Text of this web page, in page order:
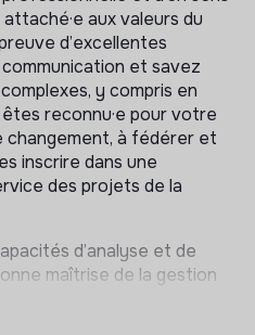
cœur d’une institution
ambitieux et
exigeant et porteur de
vous agissez sous
du Pôle
aux valeurs du
d’excellentes
et savez
y compris en
reconnu·e pour votre
changement, à fédérer et
inscrire dans une
des projets de la
d’analyse et de
maîtrise de la gestion
et rendre